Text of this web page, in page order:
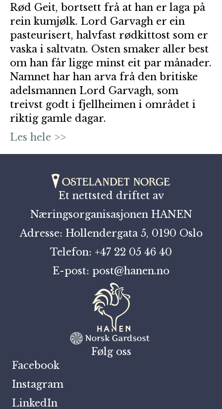
Rød Geit, bortsett frå at han er laga på
rein kumjølk. Lord Garvagh er ein
pasteurisert, halvfast rødkittost som er
vaska i saltvatn. Osten smaker aller best
om han får ligge minst eit par månader.
Namnet har han arva frå den britiske
adelsmannen Lord Garvagh, som
treivst godt i fjellheimen i området i
riktig gamle dagar.
Les hele >>
Et nettsted driftet av
Næringsorganisasjonen HANEN
Adresse: Hollendergata 5, 0190 Oslo
Telefon: +47 22 05 46 40
E-post: post@hanen.no
Følg oss
Facebook
Instagram
LinkedIn